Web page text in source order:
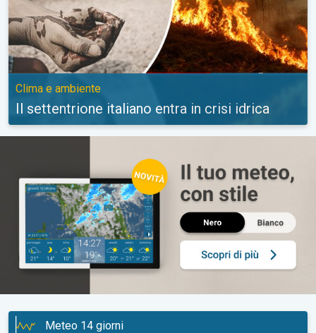
Clima e ambiente
Il settentrione italiano entra in crisi idrica
Meteo 14 giorni